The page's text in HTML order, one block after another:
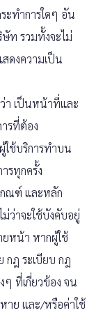
ะทำการใดๆ อัน
ท รวมทั้งจะไม่
ดงความเป็น
า เป็นหน้าที่และ
รที่ต้อง
ใช้บริการทำบน
รทุกครั้ง
ณฑ์ และหลัก
ว่าจะใช้บังคับอยู่
หน้า หากผู้ใช้
ฎ ระเบียบ กฎ
ที่เกี่ยวข้อง จน
าย และ/หรือค่าใช้